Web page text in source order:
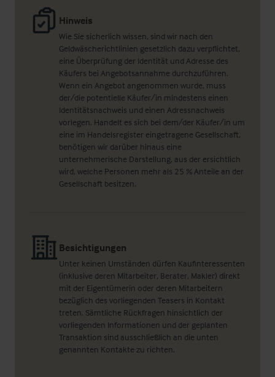
Hinweis
Wie Sie sicherlich wissen, sind wir nach den
Geldwäscherichtlinien gesetzlich dazu verpflichtet,
eine Überprüfung der Identität und Adresse des
Käufers bei Angebotsannahme durchzuführen.
Wenn ein Angebot angenommen wurde, muss
der/die potentielle Käufer/in mindestens einen
Identitätsnachweis und einen Adressnachweis
vorlegen. Handelt es sich bei dem/der Käufer/in um
eine im Handelsregister eingetragene Gesellschaft,
benötigen wir darüber hinaus eine
unternehmerische Darstellung, aus der ersichtlich
wird, welche Personen mehr als 25 % Anteile an der
Gesellschaft besitzen.
Besichtigungen
Unter keinen Umständen dürfen Kaufinteressenten
(inklusive deren Mitarbeiter, Berater, Makler) direkt
mit der Eigentümerin oder deren Mitarbeitern
bezüglich des vorliegenden Teasers in Kontakt
treten. Sämtliche Rückfragen hinsichtlich der
vorliegenden Informationen und der geplanten
Transaktion sind ausschließlich an die unten
genannten Kontakte zu richten.